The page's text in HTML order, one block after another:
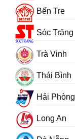
Bến Tre
Sóc Trăng
Trà Vinh
Thái Bình
Hải Phòng
Long An